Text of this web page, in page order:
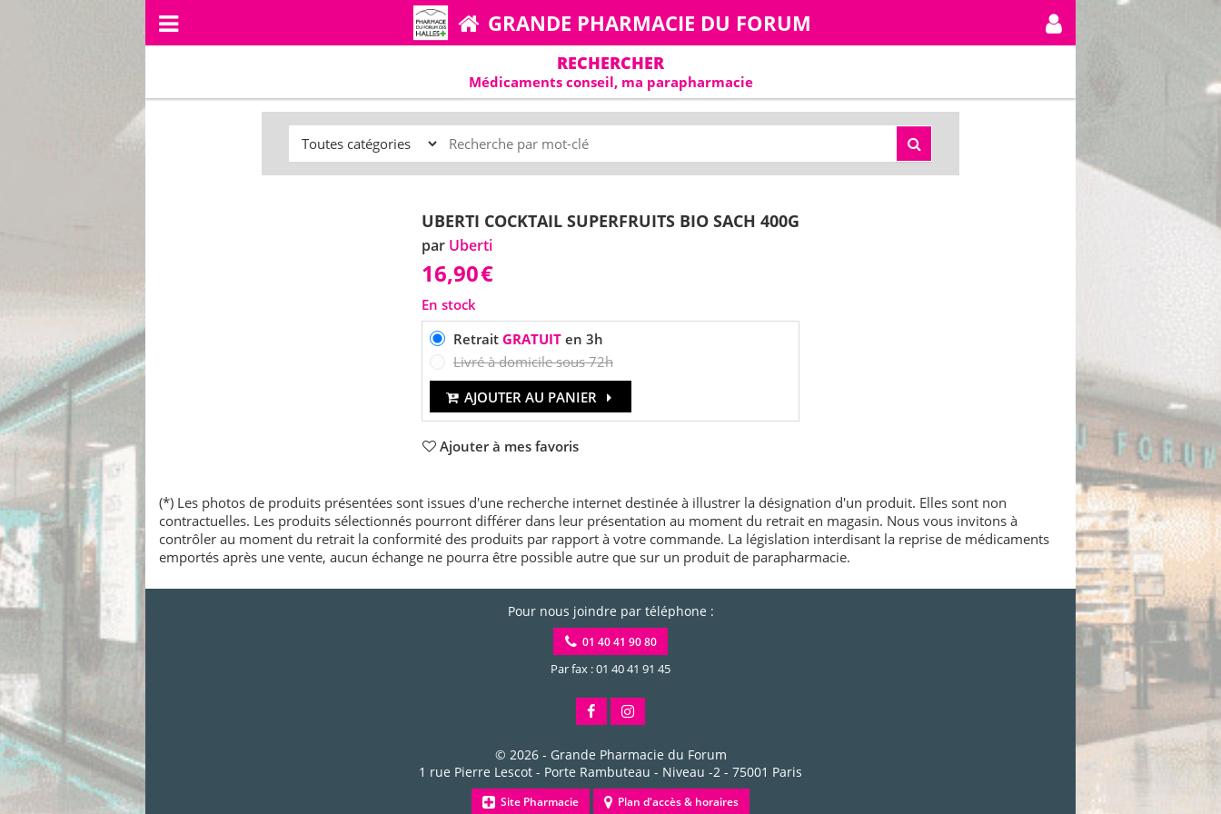
GRANDE PHARMACIE DU FORUM
RECHERCHER
Médicaments conseil, ma parapharmacie
UBERTI COCKTAIL SUPERFRUITS BIO SACH 400G
par Uberti
16,90€
En stock
Retrait GRATUITen 3h
Livré à domicile sous 72h
AJOUTER AU PANIER
Ajouter à mes favoris
(*) Les photos de produits présentées sont issues d'une recherche internet destinée à illustrer la désignation d'un produit. Elles sont non
contractuelles. Les produits sélectionnés pourront différer dans leur présentation au moment du retrait en magasin. Nous vous invitons à
contrôler au moment du retrait la conformité des produits par rapport à votre commande. La législation interdisant la reprise de médicaments
emportés après une vente, aucun échange ne pourra être possible autre que sur un produit de parapharmacie.
Pour nous joindre par téléphone :
01 40 41 90 80
Par fax : 01 40 41 91 45
© 2026 - Grande Pharmacie du Forum
1 rue Pierre Lescot - Porte Rambuteau - Niveau -2 - 75001 Paris
Site Pharmacie Plan d'accès & horaires